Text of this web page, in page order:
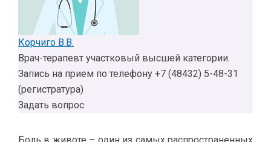
Корчиго В.В.
Врач-терапевт участковый высшей категории.
Запись на прием по телефону +7 (48432) 5-48-31
(регистратура)
Задать вопрос